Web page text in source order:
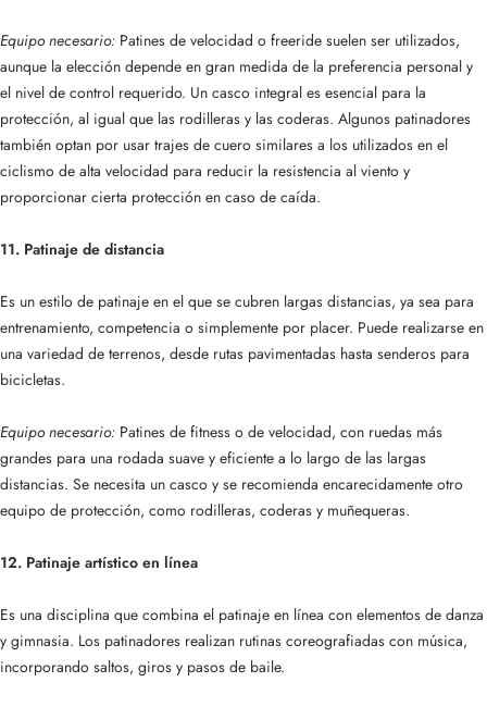
Equipo necesario: Patines de velocidad o freeride suelen ser utilizados,
aunque la elección depende en gran medida de la preferencia personal y
el nivel de control requerido. Un casco integral es esencial para la
protección, al igual que las rodilleras y las coderas. Algunos patinadores
también optan por usar trajes de cuero similares a los utilizados en el
ciclismo de alta velocidad para reducir la resistencia al viento y
proporcionar cierta protección en caso de caída.
11. Patinaje de distancia
Es un estilo de patinaje en el que se cubren largas distancias, ya sea para
entrenamiento, competencia o simplemente por placer. Puede realizarse en
una variedad de terrenos, desde rutas pavimentadas hasta senderos para
bicicletas.
Equipo necesario: Patines de fitness o de velocidad, con ruedas más
grandes para una rodada suave y eficiente a lo largo de las largas
distancias. Se necesita un casco y se recomienda encarecidamente otro
equipo de protección, como rodilleras, coderas y muñequeras.
12. Patinaje artístico en línea
Es una disciplina que combina el patinaje en línea con elementos de danza
y gimnasia. Los patinadores realizan rutinas coreografiadas con música,
incorporando saltos, giros y pasos de baile.